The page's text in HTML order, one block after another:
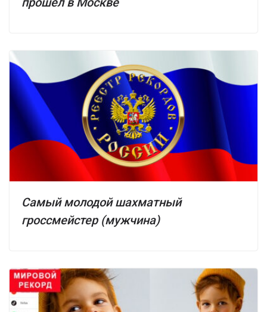
Самый молодой шахматный
гроссмейстер (мужчина)